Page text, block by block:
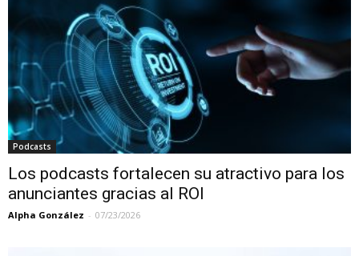
Podcasts
Los podcasts fortalecen su atractivo para los
anunciantes gracias al ROI
Alpha González - 07/23/2026